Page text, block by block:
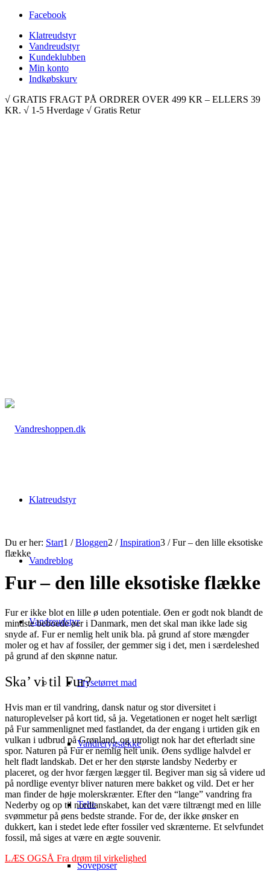
Facebook
Klatreudstyr
Vandreudstyr
Kundeklubben
Min konto
Indkøbskurv
√ GRATIS FRAGT PÅ ORDRER OVER 499 KR – ELLERS 39
KR. √ 1-5 Hverdage √ Gratis Retur
Klatreudstyr
Vandreblog
Vandreudstyr
Frysetørret mad
Vandrerygsække
Telte
Soveposer
Du er her: Start1 / Bloggen2 / Inspiration3 / Fur – den lille eksotiske
flække
Fur – den lille eksotiske flække
Fur er ikke blot en lille ø uden potentiale. Øen er godt nok blandt de
mindste beboede øer i Danmark, men det skal man ikke lade sig
snyde af. Fur er nemlig helt unik bla. på grund af store mængder
moler og et hav af fossiler, der gemmer sig i det, men i særdeleshed
på grund af den skønne natur.
Ska’ vi til Fur?
Hvis man er til vandring, dansk natur og stor diversitet i
naturoplevelser på kort tid, så ja. Vegetationen er noget helt særligt
på Fur sammenlignet med fastlandet, da der engang i urtiden gik en
vulkan i udbrud på Grønland, og utroligt nok har det efterladt sine
spor. Naturen på Fur er nemlig helt unik. Øens sydlige halvdel er
helt fladt landskab. Det er her den største landsby Nederby er
placeret, og der hvor færgen lægger til. Begiver man sig så videre ud
på nordlige eventyr bliver naturen mere bakket og vild. Det er her
man finder de høje molerskrænter. Efter den “lange” vandring fra
Nederby og op til nordlanskabet, kan det være tiltrængt med en lille
svømmetur på øens bedste strande. For de, der ikke ønsker en
dukkert, kan i stedet lede efter fossiler ved skrænterne. Et selvfundet
fossil, må siges at være en ægte souvenir.
LÆS OGSÅ Fra drøm til virkelighed